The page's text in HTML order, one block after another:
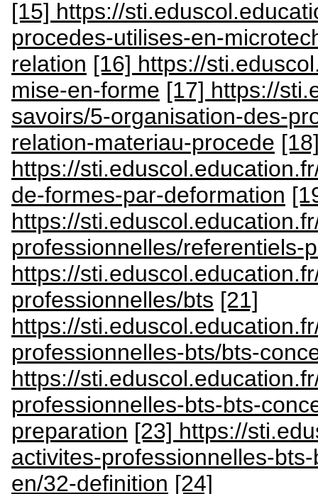
[15] https://
procedes-utilises-en-
relation [16] https://
mise-en-forme [17] https://
savoirs/5-organisation-des-
relation-materiau-procede
https://
de-formes-par-deformation
https://
professionnelles/referentiels-
https://
professionnelles/bts [21]
https://
professionnelles-bts/bts-
https://
professionnelles-bts-bts-
preparation [23] https://
activites-professionnelles-
en/32-definition [24]